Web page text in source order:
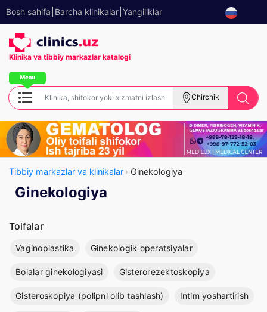
Bosh sahifa Barcha klinikalar Yangiliklar
Klinika va tibbiy markazlar katalogi
Chirchik
Tibbiy markazlar va klinikalar Ginekologiya
Ginekologiya
Toifalar
Vaginoplastika Ginekologik operatsiyalar
Bolalar ginekologiyasi Gisterorezektoskopiya
Gisteroskopiya (polipni olib tashlash) Intim yoshartirish